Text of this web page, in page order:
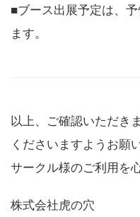
■ブース出展予定は、
ます。
以上、ご確認いただき
くださいますようお願
サークル様のご利用を
株式会社虎の穴